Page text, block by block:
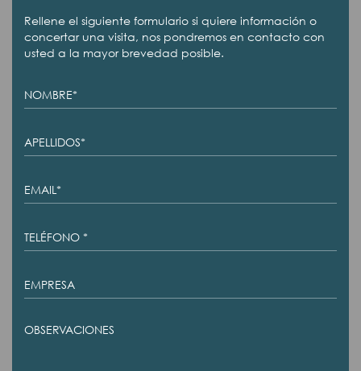
Rellene el siguiente formulario si quiere información o
concertar una visita, nos pondremos en contacto con
usted a la mayor brevedad posible.